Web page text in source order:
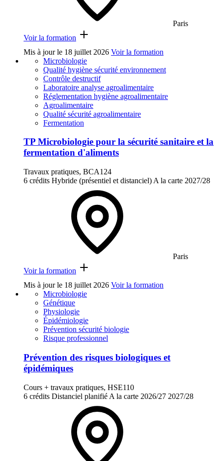
Paris
Voir la formation
Mis à jour le 18 juillet 2026 Voir la formation
Microbiologie
Qualité hygiène sécurité environnement
Contrôle destructif
Laboratoire analyse agroalimentaire
Réglementation hygiène agroalimentaire
Agroalimentaire
Qualité sécurité agroalimentaire
Fermentation
TP Microbiologie pour la sécurité sanitaire et la
fermentation d'aliments
Travaux pratiques, BCA124
6 crédits Hybride (présentiel et distanciel) A la carte 2027/28
Paris
Voir la formation
Mis à jour le 18 juillet 2026 Voir la formation
Microbiologie
Génétique
Physiologie
Épidémiologie
Prévention sécurité biologie
Risque professionnel
Prévention des risques biologiques et
épidémiques
Cours + travaux pratiques, HSE110
6 crédits Distanciel planifié A la carte 2026/27 2027/28